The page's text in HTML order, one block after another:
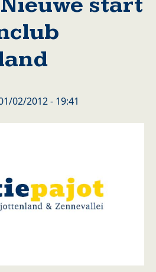
02/2012 - 19:41